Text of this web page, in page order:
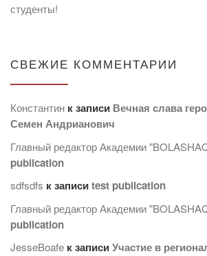
студенты!
СВЕЖИЕ КОММЕНТАРИИ
Константин к записи Вечная слава
Семен Андрианович
Главный редактор Академии
publication
sdfsdfs к записиtest publication
Главный редактор Академии
publication
JesseBoafe к записиУчастие в